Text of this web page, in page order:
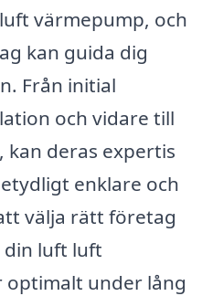
värmepump, och
kan guida dig
Från initial
och vidare till
kan deras expertis
enklare och
välja rätt företag
din luft luft
under lång